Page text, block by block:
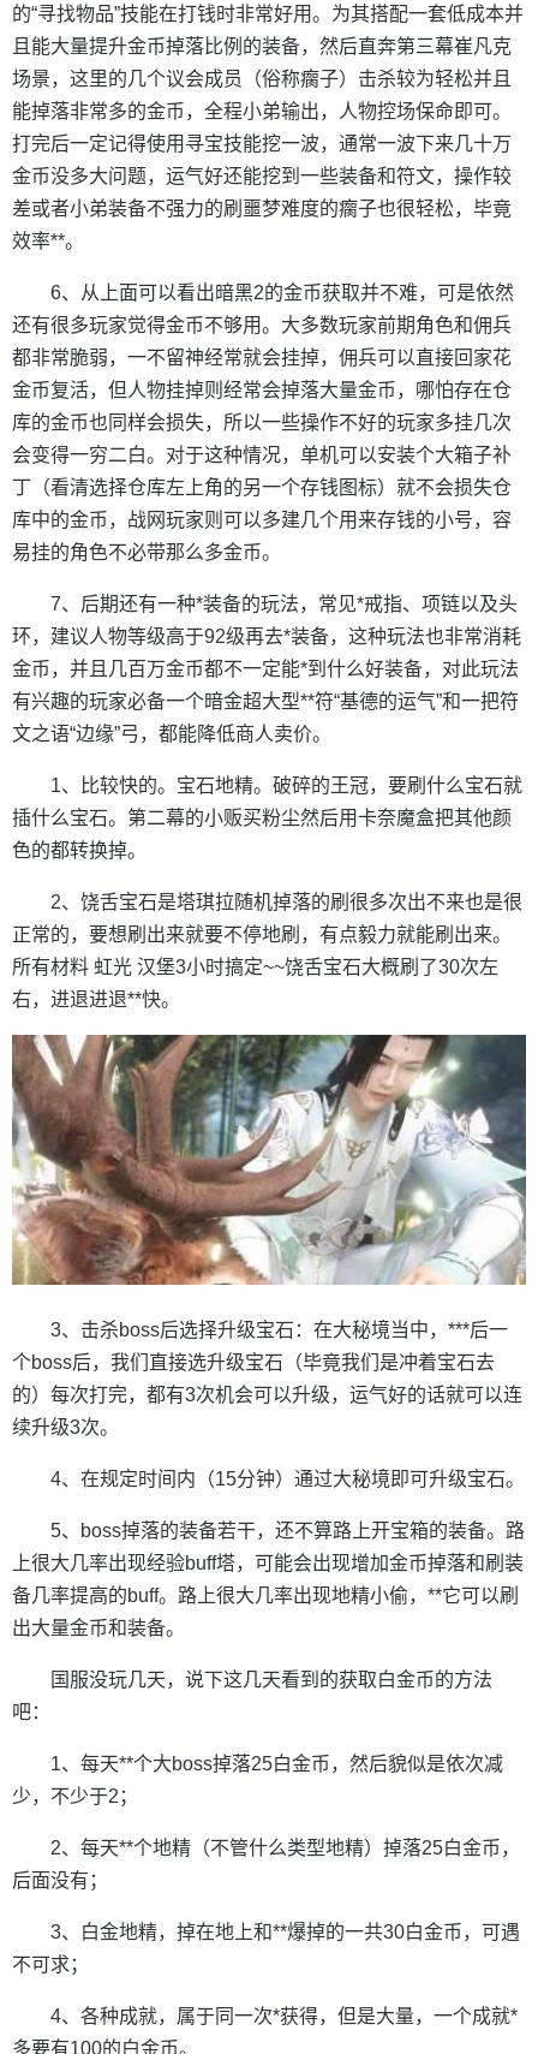
的“寻找物品”技能在打钱时非常好用。为其搭配一套低成本并
且能大量提升金币掉落比例的装备，然后直奔第三幕崔凡克
场景，这里的几个议会成员（俗称瘸子）击杀较为轻松并且
能掉落非常多的金币，全程小弟输出，人物控场保命即可。
打完后一定记得使用寻宝技能挖一波，通常一波下来几十万
金币没多大问题，运气好还能挖到一些装备和符文，操作较
差或者小弟装备不强力的刷噩梦难度的瘸子也很轻松，毕竟
效率**。
6、从上面可以看出暗黑2的金币获取并不难，可是依然
还有很多玩家觉得金币不够用。大多数玩家前期角色和佣兵
都非常脆弱，一不留神经常就会挂掉，佣兵可以直接回家花
金币复活，但人物挂掉则经常会掉落大量金币，哪怕存在仓
库的金币也同样会损失，所以一些操作不好的玩家多挂几次
会变得一穷二白。对于这种情况，单机可以安装个大箱子补
丁（看清选择仓库左上角的另一个存钱图标）就不会损失仓
库中的金币，战网玩家则可以多建几个用来存钱的小号，容
易挂的角色不必带那么多金币。
7、后期还有一种*装备的玩法，常见*戒指、项链以及头
环，建议人物等级高于92级再去*装备，这种玩法也非常消耗
金币，并且几百万金币都不一定能*到什么好装备，对此玩法
有兴趣的玩家必备一个暗金超大型**符“基德的运气”和一把符
文之语“边缘”弓，都能降低商人卖价。
1、比较快的。宝石地精。破碎的王冠，要刷什么宝石就
插什么宝石。第二幕的小贩买粉尘然后用卡奈魔盒把其他颜
色的都转换掉。
2、饶舌宝石是塔琪拉随机掉落的刷很多次出不来也是很
正常的，要想刷出来就要不停地刷，有点毅力就能刷出来。
所有材料 虹光 汉堡3小时搞定~~饶舌宝石大概刷了30次左
右，进退进退**快。
3、击杀boss后选择升级宝石：在大秘境当中，***后一
个boss后，我们直接选升级宝石（毕竟我们是冲着宝石去
的）每次打完，都有3次机会可以升级，运气好的话就可以连
续升级3次。
4、在规定时间内（15分钟）通过大秘境即可升级宝石。
5、boss掉落的装备若干，还不算路上开宝箱的装备。路
上很大几率出现经验buff塔，可能会出现增加金币掉落和刷装
备几率提高的buff。路上很大几率出现地精小偷，**它可以刷
出大量金币和装备。
国服没玩几天，说下这几天看到的获取白金币的方法
吧：
1、每天**个大boss掉落25白金币，然后貌似是依次减
少，不少于2；
2、每天**个地精（不管什么类型地精）掉落25白金币，
后面没有；
3、白金地精，掉在地上和**爆掉的一共30白金币，可遇
不可求；
4、各种成就，属于同一次*获得，但是大量，一个成就*
多要有100的白金币。